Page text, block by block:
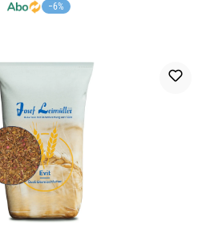
−6%